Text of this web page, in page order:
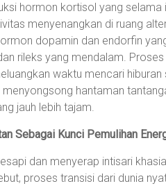
hormon kortisol yang selama
menyenangkan di ruang
dopamin dan endorfin
rileks yang mendalam.
waktu mencari
hantaman
jauh lebih tajam.
Sebagai Kunci Pemulihan
dan menyerap intisari
proses transisi dari dunia